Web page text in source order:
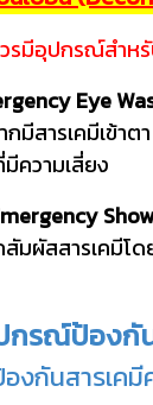
รมีอุปกรณ์สำห
Eye
มีสารเคมีเข้าตา
ความเสี่ยง
สัมผัสสารเคมีโ
กรณ์ป้องกั
งกันสารเค